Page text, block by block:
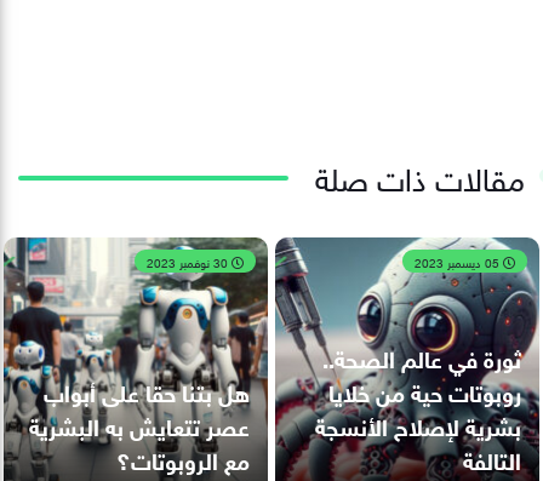
مقالات ذات صلة
ثورة في عالم الصحة..
روبوتات حية من خلايا
بشرية لإصلاح الأنسجة
التالفة
هل بتنا حقا على أبواب
عصر تتعايش به البشرية
مع الروبوتات؟